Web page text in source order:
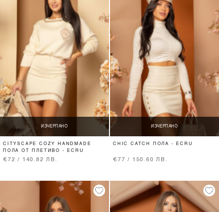
ИЗЧЕРПАНО
CITYSCAPE COZY HANDMADE
ПОЛА ОТ ПЛЕТИВО - ECRU
€72 / 140.82 ЛВ.
ИЗЧЕРПАНО
CHIC CATCH ПОЛА - ECRU
€77 / 150.60 ЛВ.